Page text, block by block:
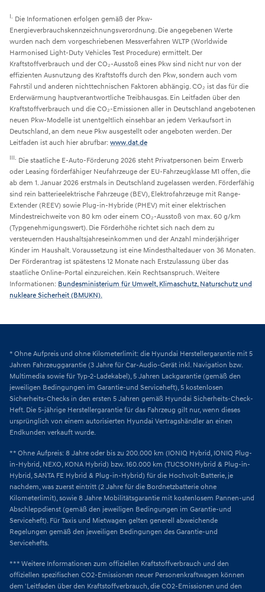
I. Die Informationen erfolgen gemäß der Pkw-
Energieverbrauchskennzeichnungsverordnung. Die angegebenen Werte
wurden nach dem vorgeschriebenen Messverfahren WLTP (Worldwide
Harmonised Light-Duty Vehicles Test Procedure) ermittelt. Der
Kraftstoffverbrauch und der CO₂-Ausstoß eines Pkw sind nicht nur von der
effizienten Ausnutzung des Kraftstoffs durch den Pkw, sondern auch vom
Fahrstil und anderen nichttechnischen Faktoren abhängig. CO₂ ist das für die
Erderwärmung hauptverantwortliche Treibhausgas. Ein Leitfaden über den
Kraftstoffverbrauch und die CO₂-Emissionen aller in Deutschland angebotenen
neuen Pkw-Modelle ist unentgeltlich einsehbar an jedem Verkaufsort in
Deutschland, an dem neue Pkw ausgestellt oder angeboten werden. Der
Leitfaden ist auch hier abrufbar: www.dat.de
III. Die staatliche E-Auto-Förderung 2026 steht Privatpersonen beim Erwerb
oder Leasing förderfähiger Neufahrzeuge der EU-Fahrzeugklasse M1 offen, die
ab dem 1. Januar 2026 erstmals in Deutschland zugelassen werden. Förderfähig
sind rein batterieelektrische Fahrzeuge (BEV), Elektrofahrzeuge mit Range-
Extender (REEV) sowie Plug-in-Hybride (PHEV) mit einer elektrischen
Mindestreichweite von 80 km oder einem CO₂-Ausstoß von max. 60 g/km
(Typgenehmigungswert). Die Förderhöhe richtet sich nach dem zu
versteuernden Haushaltsjahreseinkommen und der Anzahl minderjähriger
Kinder im Haushalt. Voraussetzung ist eine Mindesthaltedauer von 36 Monaten.
Der Förderantrag ist spätestens 12 Monate nach Erstzulassung über das
staatliche Online-Portal einzureichen. Kein Rechtsanspruch. Weitere
Informationen: Bundesministerium für Umwelt, Klimaschutz, Naturschutz und
nukleare Sicherheit (BMUKN).
* Ohne Aufpreis und ohne Kilometerlimit: die Hyundai Herstellergarantie mit 5
Jahren Fahrzeuggarantie (3 Jahre für Car-Audio-Gerät inkl. Navigation bzw.
Multimedia sowie für Typ-2-Ladekabel), 5 Jahren Lackgarantie (gemäß den
jeweiligen Bedingungen im Garantie-und Serviceheft), 5 kostenlosen
Sicherheits-Checks in den ersten 5 Jahren gemäß Hyundai Sicherheits-Check-
Heft. Die 5-jährige Herstellergarantie für das Fahrzeug gilt nur, wenn dieses
ursprünglich von einem autorisierten Hyundai Vertragshändler an einen
Endkunden verkauft wurde.
** Ohne Aufpreis: 8 Jahre oder bis zu 200.000 km (IONIQ Hybrid, IONIQ Plug-
in-Hybrid, NEXO, KONA Hybrid) bzw. 160.000 km (TUCSONHybrid & Plug-in-
Hybrid, SANTA FE Hybrid & Plug-in-Hybrid) für die Hochvolt-Batterie, je
nachdem, was zuerst eintritt (2 Jahre für die Bordnetzbatterie ohne
Kilometerlimit), sowie 8 Jahre Mobilitätsgarantie mit kostenlosem Pannen-und
Abschleppdienst (gemäß den jeweiligen Bedingungen im Garantie-und
Serviceheft). Für Taxis und Mietwagen gelten generell abweichende
Regelungen gemäß den jeweiligen Bedingungen des Garantie-und
Servicehefts.
*** Weitere Informationen zum offiziellen Kraftstoffverbrauch und den
offiziellen spezifischen CO2-Emissionen neuer Personenkraftwagen können
dem 'Leitfaden über den Kraftstoffverbrauch, die CO2-Emissionen und den